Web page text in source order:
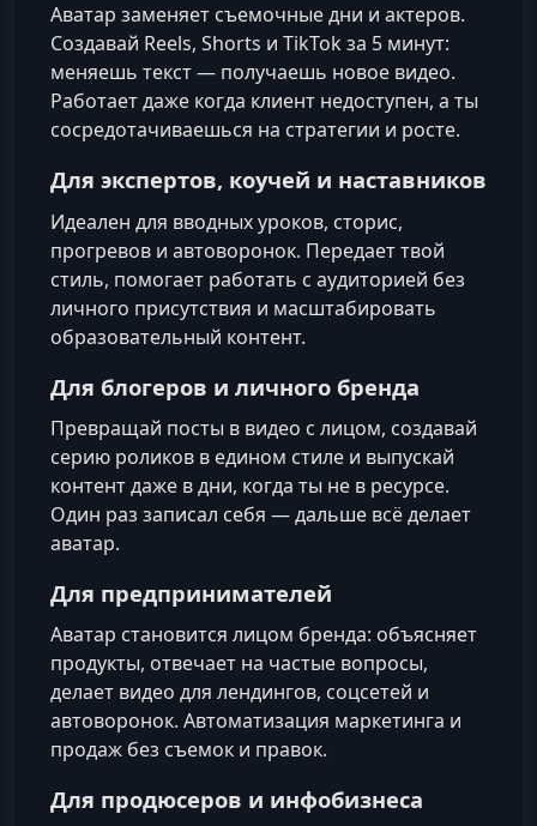
Аватар заменяет съемочные дни и актеров.
Создавай Reels, Shorts и TikTok за 5 минут:
меняешь текст — получаешь новое видео.
Работает даже когда клиент недоступен, а ты
сосредотачиваешься на стратегии и росте.
Для экспертов, коучей и наставников
Идеален для вводных уроков, сторис,
прогревов и автоворонок. Передает твой
стиль, помогает работать с аудиторией без
личного присутствия и масштабировать
образовательный контент.
Для блогеров и личного бренда
Превращай посты в видео с лицом, создавай
серию роликов в едином стиле и выпускай
контент даже в дни, когда ты не в ресурсе.
Один раз записал себя — дальше всё делает
аватар.
Для предпринимателей
Аватар становится лицом бренда: объясняет
продукты, отвечает на частые вопросы,
делает видео для лендингов, соцсетей и
автоворонок. Автоматизация маркетинга и
продаж без съемок и правок.
Для продюсеров и инфобизнеса